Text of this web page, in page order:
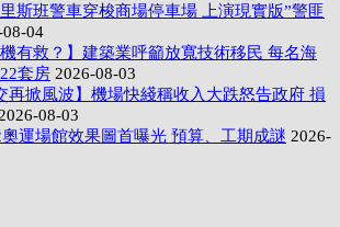
斯班警車穿梭商場停車場 上演現實版”警匪
08-04
機有救？】建築業呼籲放寬技術移民 每名海
套房 2026-08-03
再掀風波】機場快綫稱收入大跌怒告政府 損
2026-08-03
運場館效果圖首曝光 預算、工期成謎 2026-